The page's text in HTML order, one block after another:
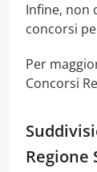
Infine, non
concorsi
Per
Concorsi
Regione